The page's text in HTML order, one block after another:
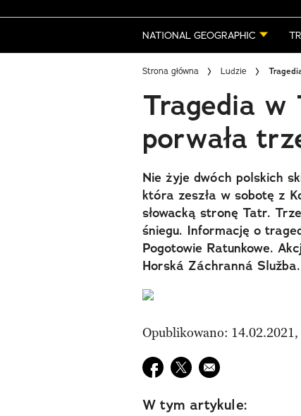
NATIONAL GEOGRAPHIC
Strona główna Ludzie
Tragedia w
porwała
Nie żyje dwóch polskich
która zeszła w sobotę z
słowacką stronę Tatr.
śniegu. Informację o
Pogotowie Ratunkowe.
Horská Záchranná Služba.
Opublikowano: 14.02.2021,
Udostępnij na facebook
Udostępnij na twitter
E-mail do
W tym artykule: